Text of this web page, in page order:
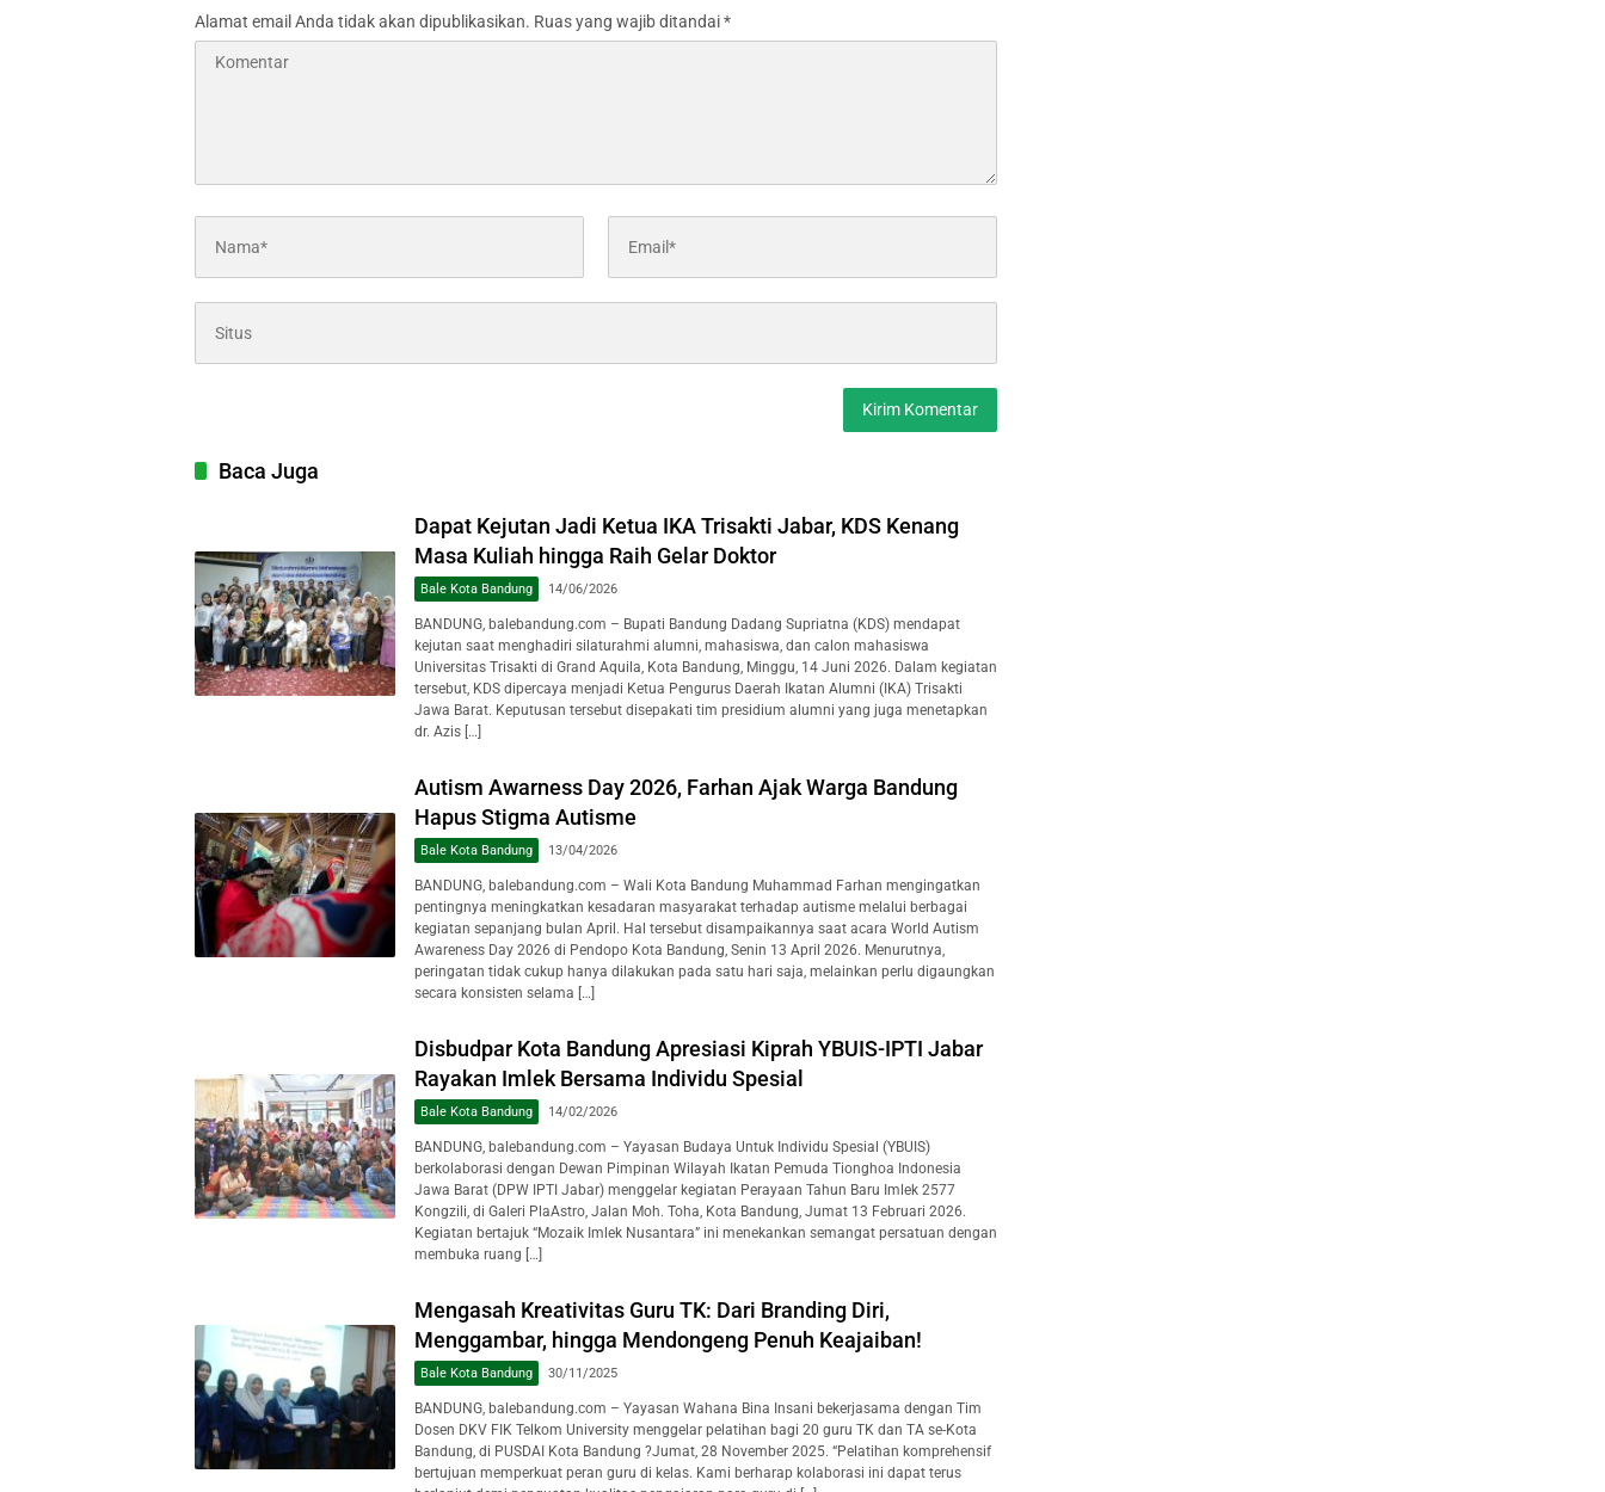
Alamat email Anda tidak akan dipublikasikan. Ruas yang wajib ditandai*
Baca Juga
Dapat Kejutan Jadi Ketua IKA Trisakti Jabar, KDS Kenang
Masa Kuliah hingga Raih Gelar Doktor
Bale Kota Bandung 14/06/2026
BANDUNG, balebandung.com – Bupati Bandung Dadang Supriatna (KDS) mendapat
kejutan saat menghadiri silaturahmi alumni, mahasiswa, dan calon mahasiswa
Universitas Trisakti di Grand Aquila, Kota Bandung, Minggu, 14 Juni 2026. Dalam kegiatan
tersebut, KDS dipercaya menjadi Ketua Pengurus Daerah Ikatan Alumni (IKA) Trisakti
Jawa Barat. Keputusan tersebut disepakati tim presidium alumni yang juga menetapkan
dr. Azis […]
Autism Awarness Day 2026, Farhan Ajak Warga Bandung
Hapus Stigma Autisme
Bale Kota Bandung 13/04/2026
BANDUNG, balebandung.com – Wali Kota Bandung Muhammad Farhan mengingatkan
pentingnya meningkatkan kesadaran masyarakat terhadap autisme melalui berbagai
kegiatan sepanjang bulan April. Hal tersebut disampaikannya saat acara World Autism
Awareness Day 2026 di Pendopo Kota Bandung, Senin 13 April 2026. Menurutnya,
peringatan tidak cukup hanya dilakukan pada satu hari saja, melainkan perlu digaungkan
secara konsisten selama […]
Disbudpar Kota Bandung Apresiasi Kiprah YBUIS-IPTI Jabar
Rayakan Imlek Bersama Individu Spesial
Bale Kota Bandung 14/02/2026
BANDUNG, balebandung.com – Yayasan Budaya Untuk Individu Spesial (YBUIS)
berkolaborasi dengan Dewan Pimpinan Wilayah Ikatan Pemuda Tionghoa Indonesia
Jawa Barat (DPW IPTI Jabar) menggelar kegiatan Perayaan Tahun Baru Imlek 2577
Kongzili, di Galeri PlaAstro, Jalan Moh. Toha, Kota Bandung, Jumat 13 Februari 2026.
Kegiatan bertajuk “Mozaik Imlek Nusantara” ini menekankan semangat persatuan dengan
membuka ruang […]
Mengasah Kreativitas Guru TK: Dari Branding Diri,
Menggambar, hingga Mendongeng Penuh Keajaiban!
Bale Kota Bandung 30/11/2025
BANDUNG, balebandung.com – Yayasan Wahana Bina Insani bekerjasama dengan Tim
Dosen DKV FIK Telkom University menggelar pelatihan bagi 20 guru TK dan TA se-Kota
Bandung, di PUSDAI Kota Bandung ?Jumat, 28 November 2025. “Pelatihan komprehensif
bertujuan memperkuat peran guru di kelas. Kami berharap kolaborasi ini dapat terus